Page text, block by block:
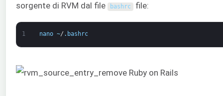
sorgente di RVM dal file
bashrc file:
1 nano ~/ . bashrc